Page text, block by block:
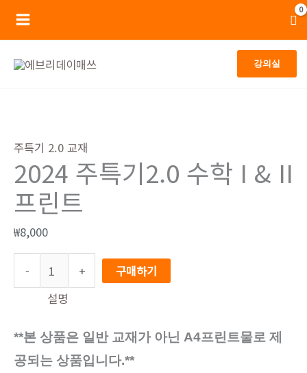
Main
Menu
강의실
주특기 2.0 교재
2024 주특기2.0 수학 I & II
프린트
₩8,000
-
특
기
2.0
수
학
I
린
트
+
구매하기
설명
**본 상품은 일반 교재가 아닌 A4프린트물로 제
공되는 상품입니다.**